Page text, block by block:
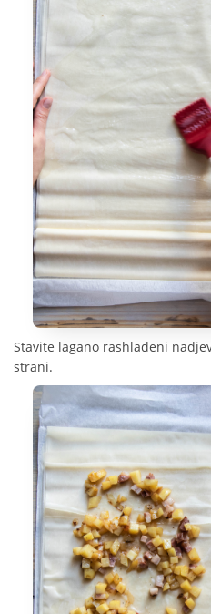
Stavite lagano rashlađeni
strani.